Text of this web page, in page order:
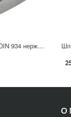
Гайка шестигранная М5 DIN 934 нержавеющая сталь А2 40 шт.
О